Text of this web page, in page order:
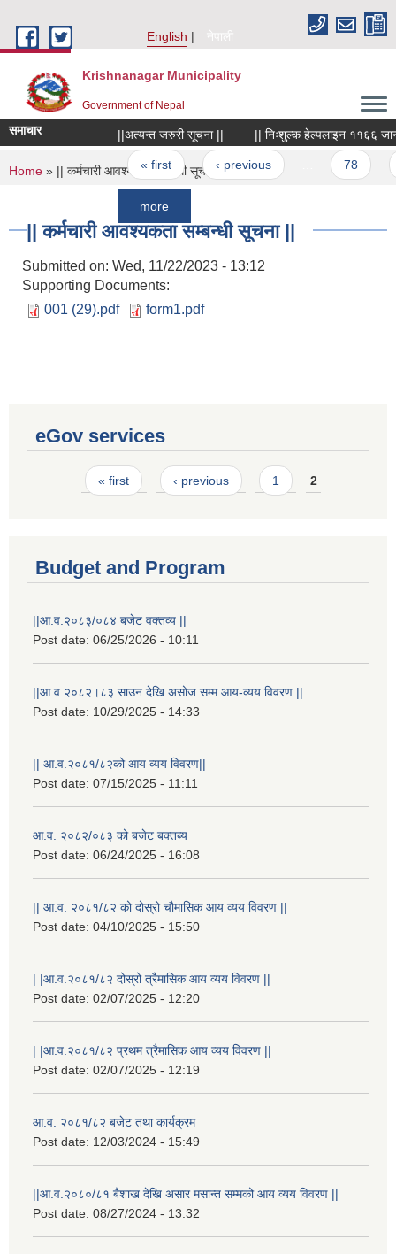
English
नेपाली
Krishnanagar Municipality
Government of Nepal
समाचार ||अत्यन्त जरुरी सूचना || || निःशुल्क हेल्पलाइन ११६६ जानकारी
Pages
« first ‹ previous
more
You are here
Home » || कर्मचारी आवश्यकता सम्बन्धी सूचना ||
|| कर्मचारी आवश्यकता सम्बन्धी सूचना ||
Submitted on: Wed, 11/22/2023 - 13:12
Supporting Documents:
001 (29).pdf
form1.pdf
eGov services
Pages« first ‹ previous 1 2
Budget and Program
||आ.व.२०८३/०८४ बजेट वक्तव्य ||
Post date: 06/25/2026 - 10:11
||आ.व.२०८२।८३ साउन देखि असोज सम्म आय-व्यय विवरण ||
Post date: 10/29/2025 - 14:33
|| आ.व.२०८१/८२को आय व्यय विवरण||
Post date: 07/15/2025 - 11:11
आ.व. २०८२/०८३ को बजेट बक्तब्य
Post date: 06/24/2025 - 16:08
|| आ.व. २०८१/८२ को दोस्रो चौमासिक आय व्यय विवरण ||
Post date: 04/10/2025 - 15:50
| |आ.व.२०८१/८२ दोस्रो त्रैमासिक आय व्यय विवरण ||
Post date: 02/07/2025 - 12:20
| |आ.व.२०८१/८२ प्रथम त्रैमासिक आय व्यय विवरण ||
Post date: 02/07/2025 - 12:19
आ.व. २०८१/८२ बजेट तथा कार्यक्रम
Post date: 12/03/2024 - 15:49
||आ.व.२०८०/८१ बैशाख देखि असार मसान्त सम्मको आय व्यय विवरण ||
Post date: 08/27/2024 - 13:32